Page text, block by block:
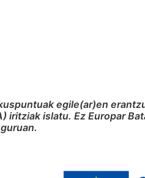
egile(ar)en
islatu. Ez Europar